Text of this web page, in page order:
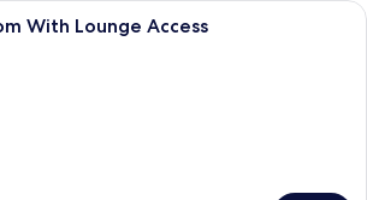
Allergitestet sengetøy, memory
With Lounge Access